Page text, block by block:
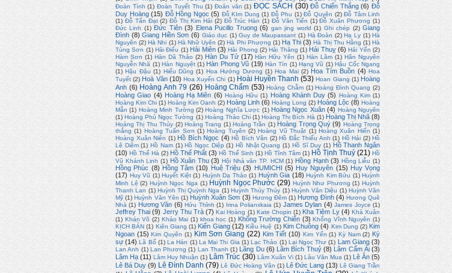
Đoàn Tình (1) Đoàn Tuyết Thu (1) Đoản văn (1) ĐỌC SÁCH (30) Đỗ Chiến Thắng (6) Đỗ
Duy Hoàng (15) Đỗ Hồng Ngọc (5) Đỗ KIm Dung (1) Đỗ Phu (1) Đỗ Quyên (2) Đỗ Tâm Linh
(1) Đỗ Tấn Đạt (2) Đỗ Thị Kim Hải (2) Đỗ Trúc Hàn (1) Đỗ Văn Tiến (1) Đỗ Xuân Phương (1)
Đức Linh (1) Đức Tiên (3) Elena Pucillo Truong (6) gan jing world (1) Ghi chép (2) Giang
Đình (8) Giang Hiền Sơn (6) Giáo dục (1) Guy de Maupassant (1) Hà Đoàn (2) Hạ Ly (1) Hà
Nguyên (2) Hà Nhi (1) Hà Nhữ Uyên (2) Hà Phi Phượng (1) Hạ Thi (3) Hà Thị Thu Hằng (1) Hà
Tùng Sơn (1) Hải Điểu (1) Hải Miên (3) Hải Phong (2) Hải Thăng (1) Hải Thuỵ (6) Hải Yến (2)
Hàm Sơn (1) Hàn Dã Thảo (2) Hàn Du Tử (17) Hàn Hữu Yên (1) Hàn Lâm (1) Hãn Nguyên
Nguyễn Nhã (1) Hàn Nguyệt (1) Hàn Phong Vũ (19) Hàn Tín (1) Hạng Vũ (1) Hậu Cốc Ngang
(1) Hậu Đậu (1) Hiếu Dũng (1) Hoa Hướng Dương (1) Hoa Mai (2) Hoa Tím Buồn (4) Hoa
Tuyết (2) Hoà Văn (10) Hoa Xuyến Chi (1) Hoài Huyền Thanh (53) Hoan Giang (1) Hoàng
Anh (6) Hoàng Anh 79 (26) Hoàng Chẩm (53) Hoàng Chẫm (1) Hoàng Đình Quang (2)
Hoàng Giao (4) Hoàng Hạ Miên (6) Hoàng Hữu (1) Hoàng Khánh Duy (5) Hoàng Kim (1)
Hoàng Kim Chi (1) Hoàng Kim Oanh (2) Hoàng Linh (6) Hoàng Long (2) Hoàng Lộc (8) Hoàng
Mẫn (1) Hoàng Minh Tường (2) Hoàng Nghĩa Lược (1) Hoàng Ngọc Xuân (4) Hoàng Nguyên
(1) Hoàng Phủ Ngọc Tường (1) Hoàng Thảo Chi (1) Hoàng Thị Bích Hà (1) Hoàng Thị Nhã (8)
Hoàng Thị Thu Thủy (2) Hoàng Trang (1) Hoàng Trần (1) Hoàng Trọng Quý (9) Hoàng Trọng
thắng (1) Hoàng Tuấn Sơn (1) Hoàng Tuyên (2) Hoàng Vũ Thuật (1) Hoàng Xuân Hiến (1)
Hoàng Xuân Niên (1) Hồ Bích Ngọc (4) Hồ Bích Vân (2) Hồ Đắc Thiếu Anh (1) Hồ Hải (2) Hồ
Lê Diêm (1) Hồ Nam (1) Hồ Ngọc Diệp (1) Hồ Nhật Quang (1) Hồ Sĩ Duy (1) Hồ Thanh Ngân
(10) Hồ Thế Hà (2) Hồ Thế Phất (3) Hồ Thế Sinh (1) Hồ Tĩnh Tâm (1) Hồ Tịnh Thuỷ (21) Hồ
Vũ Khánh Linh (1) Hồ Xuân Thu (3) Hội Nhà văn TP. HCM (1) Hồng Hạnh (3) Hồng Liễu (1)
Hồng Phúc (8) Hồng Tâm (10) Huệ Triệu (3) HUMICHI (5) Huy Nguyên (15) Huy Vọng
(17) Huy Vũ (1) Huyết Kiệt (1) Huỳnh Dạ Thảo (1) Huỳnh Gia (18) Huỳnh Kim Bửu (1) Huỳnh
Minh Lệ (2) Huỳnh Ngọc Nga (1) Huỳnh Ngọc Phước (29) Huỳnh Như Phương (1) Huỳnh
Thanh Lan (1) Huỳnh Thị Quỳnh Nga (1) Huỳnh Thúy Thúy (1) Huỳnh Văn Diệu (1) Huỳnh Văn
Mỹ (1) Huỳnh Văn Yên (1) Huỳnh Xuân Sơn (3) Hương Đêm (1) Hương Đình (4) Hương Quê
Nhà (1) Hương Văn (6) Hửu Thỉnh (1) Irina Polianxkaia (1) James Dylan (4) James Joyce (1)
Jeffrey Thai (9) Jerry Thu Trà (7) Kai Hoàng (1) Kate Chopin (1) Kha Tiệm Ly (4) Khả Xuân
(1) Khán Võ (2) Khảo Mai (1) khoa học (1) Khổng Trường Chiến (3) Khổng Vĩnh Nguyên (1)
KỊCH BẢN (1) Kiên Giang (1) Kiến Giang (12) Kiều Huệ (1) Kim Chuông (4) Kim Dung (2) Kim
Ngoan (15) Kim Quyên (1) Kim Sơn Giang (22) Kim Tiết (10) Kim Yến (1) Kỳ Nam (2) Ký
sự (14) Lã Bố (1) La Hán (1) La Mai Thi Gia (1) Lạc Thảo (1) Lại Ngọc Thư (1) Lam Giang (3)
Lan Anh (1) Lan Phương (1) Lan Thanh (1) Lãng Du (6) Lâm Bích Thuỷ (8) Lâm Cẩm Ái (3)
Lâm Hạ (11) Lâm Huy Nhuận (1) Lâm Trúc (30) Lâm Xuân Vi (1) Lâu Văn Mua (1) Lê Ân (5)
Lê Bá Duy (9) Lê Đình Danh (79) Lê Đức Hoàng Vân (1) Lê Đức Lang (13) Lê Giang Trần